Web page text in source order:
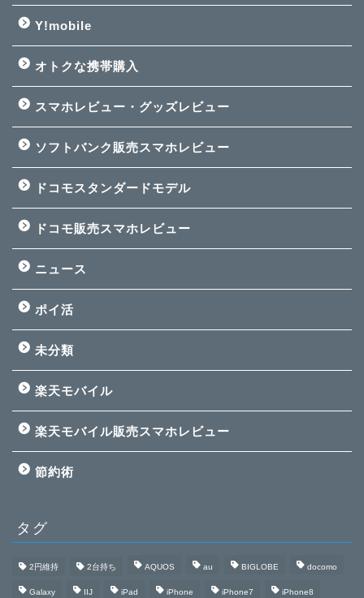
Y!mobile
オトクな携帯購入
スマホレビュー・グッズレビュー
ソフトバンク販売スマホレビュー
ドコモスタンダードモデル
ドコモ販売スマホレビュー
ニュース
ポイ活
未分類
楽天モバイル
楽天モバイル販売スマホレビュー
節約術
タグ
2円維持 2台持ち AQUOS au BIGLOBE docomo
Galaxy IIJ iPad iPhone iPhone7 iPhone8